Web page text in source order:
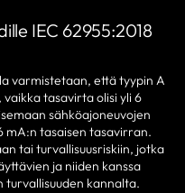
IEC 62955:2018
varmistetaan, että tyypin A
tasavirta olisi yli 6
sähköajoneuvojen
mA:n tasaisen tasavirran.
tai turvallisuusriskiin, jotka
ja niiden kanssa
turvallisuuden kannalta.